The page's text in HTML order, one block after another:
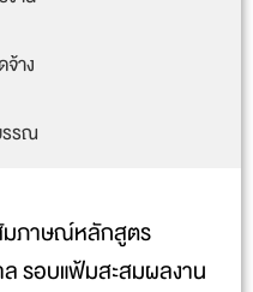
าง
รรณ
มภาษณ์หลักสูตร
รอบแฟ้มสะสมผลงาน